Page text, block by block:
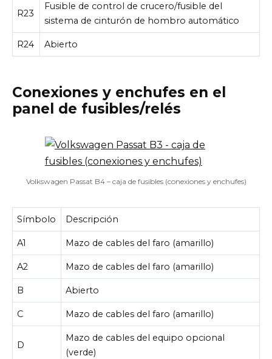
R23
Fusible de control de crucero/fusible del
sistema de cinturón de hombro automático
R24 Abierto
Conexiones y enchufes en el
panel de fusibles/relés
Volkswagen Passat B4 – caja de fusibles (conexiones y enchufes)
Símbolo Descripción
A1 Mazo de cables del faro (amarillo)
A2 Mazo de cables del faro (amarillo)
B Abierto
C Mazo de cables del faro (amarillo)
D
Mazo de cables del equipo opcional
(verde)